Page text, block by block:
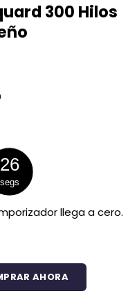
300 Hilos
Rango
desde
$232.425
hasta
$284.925
26
segs
llega a cero.
AHORA